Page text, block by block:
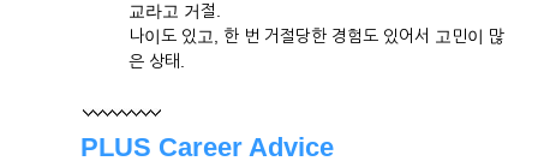
교라고 거절.
나이도 있고, 한 번 거절당한 경험도 있어서 고민이 많
은 상태.
PLUS Career Advice